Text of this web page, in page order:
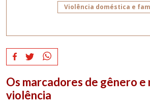
Violência doméstica e
Os marcadores de gênero e
violência